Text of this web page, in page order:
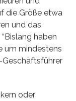
die Größe etwa
und das
haben
um mindestens
Geschäftsführer
oder